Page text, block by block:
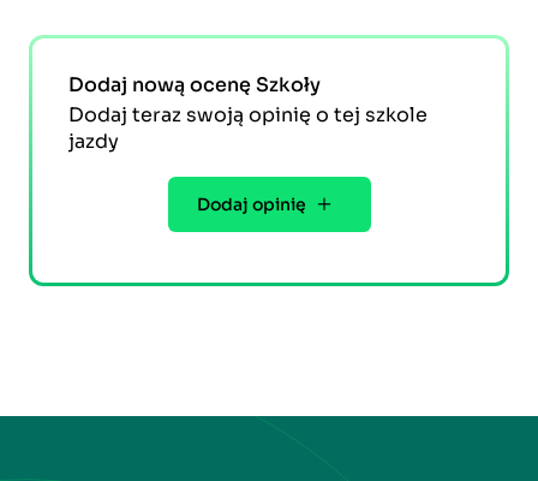
Dodaj nową ocenę Szkoły
Dodaj teraz swoją opinię o tej szkole
jazdy
Dodaj opinię